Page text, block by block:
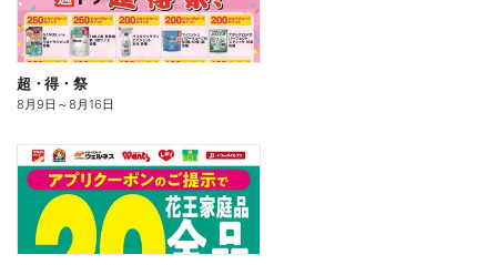
超・得・祭
8月9日 ～8月16日